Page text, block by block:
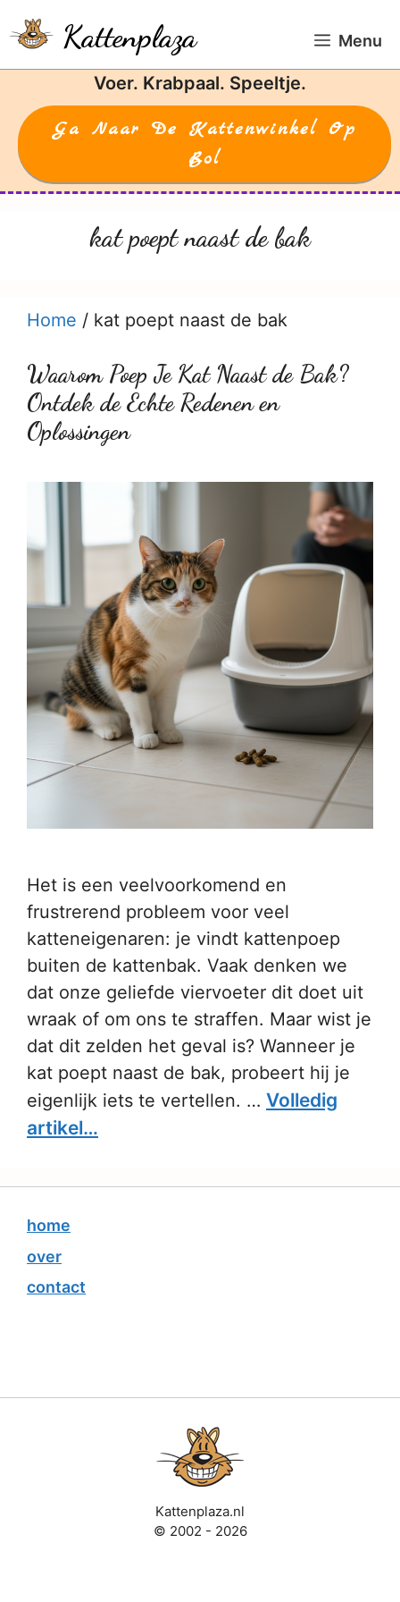
naar
de
Kattenplaza Menu
Voer. Krabpaal. Speeltje.
Ga Naar De Kattenwinkel Op
Bol
kat poept naast de bak
Home / kat poept naast de bak
Waarom Poep Je Kat Naast de Bak?
Ontdek de Echte Redenen en
Oplossingen
Het is een veelvoorkomend en
frustrerend probleem voor veel
katteneigenaren: je vindt kattenpoep
buiten de kattenbak. Vaak denken we
dat onze geliefde viervoeter dit doet uit
wraak of om ons te straffen. Maar wist je
dat dit zelden het geval is? Wanneer je
kat poept naast de bak, probeert hij je
eigenlijk iets te vertellen. … Volledig
artikel…
home
over
contact
Kattenplaza.nl
© 2002 - 2026